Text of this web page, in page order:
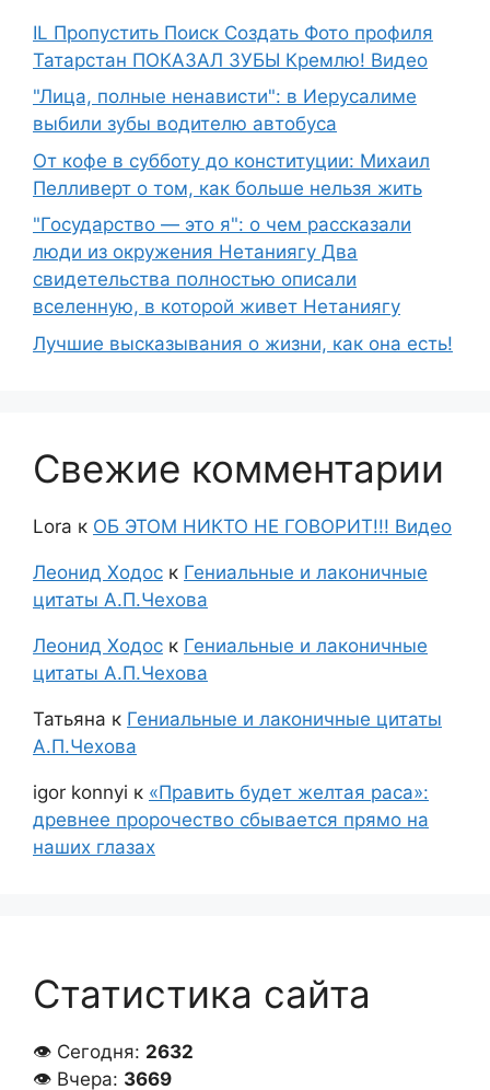
IL Пропустить Поиск Создать Фото профиля
Татарстан ПОКАЗАЛ ЗУБЫ Кремлю! Видео
"Лица, полные ненависти": в Иерусалиме
выбили зубы водителю автобуса
От кофе в субботу до конституции: Михаил
Пелливерт о том, как больше нельзя жить
"Государство — это я": о чем рассказали
люди из окружения Нетаниягу Два
свидетельства полностью описали
вселенную, в которой живет Нетаниягу
Лучшие высказывания о жизни, как она есть!
Свежие комментарии
Lora к ОБ ЭТОМ НИКТО НЕ ГОВОРИТ!!! Видео
Леонид Ходос к Гениальные и лаконичные
цитаты А.П.Чехова
Леонид Ходос к Гениальные и лаконичные
цитаты А.П.Чехова
Татьяна к Гениальные и лаконичные цитаты
А.П.Чехова
igor konnyi к «Править будет желтая раса»:
древнее пророчество сбывается прямо на
наших глазах
Статистика сайта
👁 Сегодня: 2632
👁 Вчера: 3669